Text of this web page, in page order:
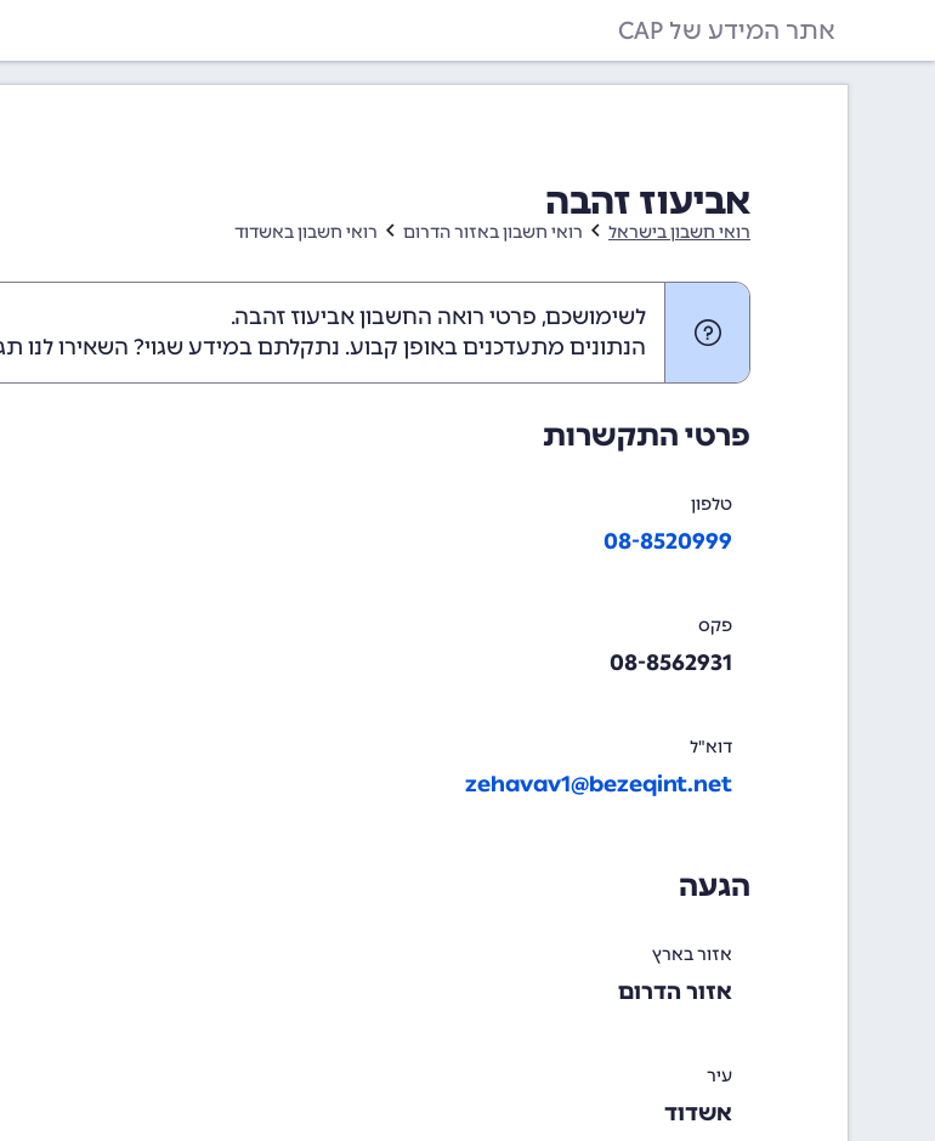
אתר המידע של CAP
אביעוז זהבה
רואי חשבון בישראל רואי חשבון באזור הדרום רואי חשבון באשדוד
לשימושכם, פרטי רואה החשבון אביעוז זהבה.
הנתונים מתעדכנים באופן קבוע. נתקלתם במידע שגוי? השאירו
פרטי התקשרות
טלפון
08-8520999
פקס
08-8562931
דוא"ל
zehavav1@bezeqint.net
הגעה
אזור בארץ
אזור הדרום
עיר
אשדוד